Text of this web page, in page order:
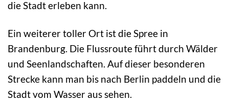
die Stadt erleben kann.
Ein weiterer toller Ort ist die Spree in
Brandenburg. Die Flussroute führt durch Wälder
und Seenlandschaften. Auf dieser besonderen
Strecke kann man bis nach Berlin paddeln und die
Stadt vom Wasser aus sehen.